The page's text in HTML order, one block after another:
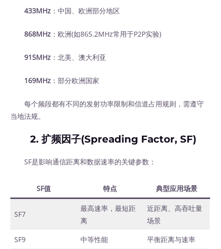
433MHz ：中国、欧洲部分地区
868MHz ：欧洲(如865.2MHz常用于P2P实验)
915MHz ：北美、澳大利亚
169MHz ：部分欧洲国家
每个频段都有不同的发射功率限制和信道占用规则，需遵守
当地法规。
2. 扩频因子(Spreading Factor, SF)
SF是影响通信距离和数据速率的关键参数：
SF值 特点 典型应用场景
SF7
最高速率，最短距
离
近距离、高吞吐量
场景
SF9
中等性能 平衡距离与速率